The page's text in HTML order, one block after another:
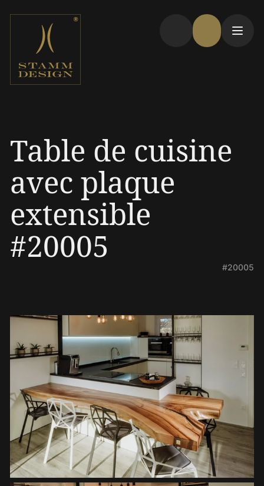
Table de cuisine
avec plaque
extensible
#20005
#20005